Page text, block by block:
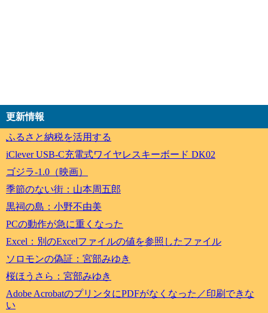
更新情報
ふるさと納税を活用する
iClever USB-C充電式ワイヤレスキーボード DK02
ゴジラ-1.0（映画）
季節のない街：山本周五郎
黒祠の島：小野不由美
PCの動作が急に重くなった
Excel：別のExcelファイルの値を参照したファイル
ソロモンの偽証：宮部みゆき
桜ほうさら：宮部みゆき
Adobe AcrobatのプリンタにPDFがなくなった／印刷できな
い